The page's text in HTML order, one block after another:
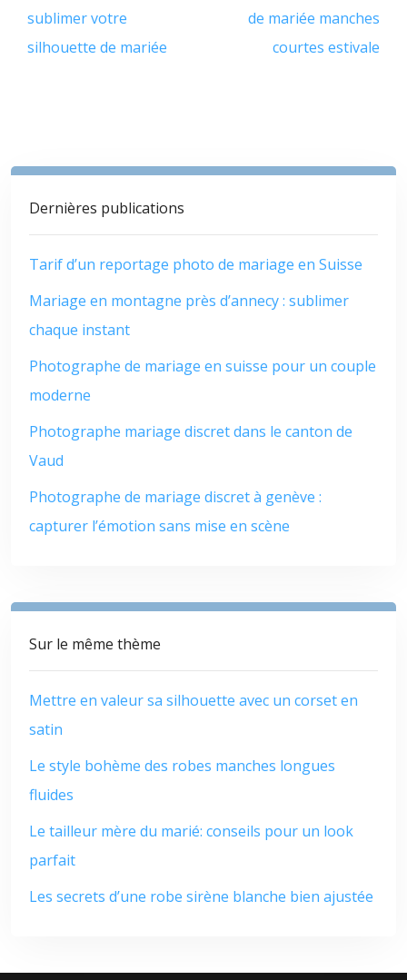
sublimer votre
silhouette de mariée
de mariée manches
courtes estivale
Dernières publications
Tarif d’un reportage photo de mariage en Suisse
Mariage en montagne près d’annecy : sublimer
chaque instant
Photographe de mariage en suisse pour un couple
moderne
Photographe mariage discret dans le canton de
Vaud
Photographe de mariage discret à genève :
capturer l’émotion sans mise en scène
Sur le même thème
Mettre en valeur sa silhouette avec un corset en
satin
Le style bohème des robes manches longues
fluides
Le tailleur mère du marié: conseils pour un look
parfait
Les secrets d’une robe sirène blanche bien ajustée